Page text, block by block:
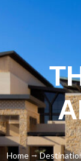
Home